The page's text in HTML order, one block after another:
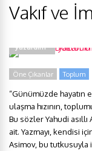
Vakıf ve
yazardım”
Öne Çıkanlar Toplum
“Günümüzde
ulaşma hızının,
Bu sözler Yahudi asıllı
ait. Yazmayı, kendisi
Asimov, bu tutkusuyla